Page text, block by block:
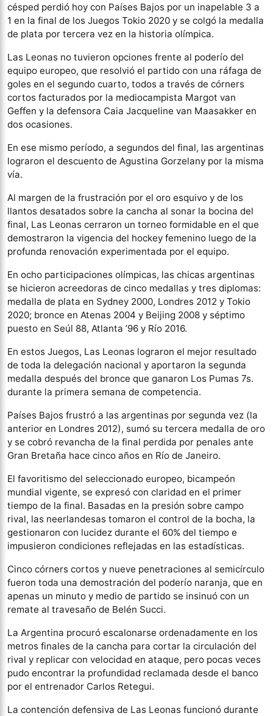
césped perdió hoy con Países Bajos por un inapelable 3 a
1 en la final de los Juegos Tokio 2020 y se colgó la medalla
de plata por tercera vez en la historia olímpica.
Las Leonas no tuvieron opciones frente al poderío del
equipo europeo, que resolvió el partido con una ráfaga de
goles en el segundo cuarto, todos a través de córners
cortos facturados por la mediocampista Margot van
Geffen y la defensora Caia Jacqueline van Maasakker en
dos ocasiones.
En ese mismo período, a segundos del final, las argentinas
lograron el descuento de Agustina Gorzelany por la misma
vía.
Al margen de la frustración por el oro esquivo y de los
llantos desatados sobre la cancha al sonar la bocina del
final, Las Leonas cerraron un torneo formidable en el que
demostraron la vigencia del hockey femenino luego de la
profunda renovación experimentada por el equipo.
En ocho participaciones olímpicas, las chicas argentinas
se hicieron acreedoras de cinco medallas y tres diplomas:
medalla de plata en Sydney 2000, Londres 2012 y Tokio
2020; bronce en Atenas 2004 y Beijing 2008 y séptimo
puesto en Seúl 88, Atlanta ’96 y Río 2016.
En estos Juegos, Las Leonas lograron el mejor resultado
de toda la delegación nacional y aportaron la segunda
medalla después del bronce que ganaron Los Pumas 7s.
durante la primera semana de competencia.
Países Bajos frustró a las argentinas por segunda vez (la
anterior en Londres 2012), sumó su tercera medalla de oro
y se cobró revancha de la final perdida por penales ante
Gran Bretaña hace cinco años en Río de Janeiro.
El favoritismo del seleccionado europeo, bicampeón
mundial vigente, se expresó con claridad en el primer
tiempo de la final. Basadas en la presión sobre campo
rival, las neerlandesas tomaron el control de la bocha, la
gestionaron con lucidez durante el 60% del tiempo e
impusieron condiciones reflejadas en las estadísticas.
Cinco córners cortos y nueve penetraciones al semicírculo
fueron toda una demostración del poderío naranja, que en
apenas un minuto y medio de partido se insinuó con un
remate al travesaño de Belén Succi.
La Argentina procuró escalonarse ordenadamente en los
metros finales de la cancha para cortar la circulación del
rival y replicar con velocidad en ataque, pero pocas veces
pudo encontrar la profundidad reclamada desde el banco
por el entrenador Carlos Retegui.
La contención defensiva de Las Leonas funcionó durante